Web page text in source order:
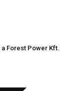
Forest Power Kft.